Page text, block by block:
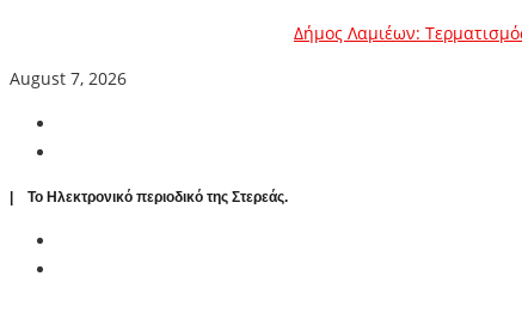
Δήμος Λαμιέων:
August 7, 2026
| To Ηλεκτρονικό περιοδικό της Στερεάς.